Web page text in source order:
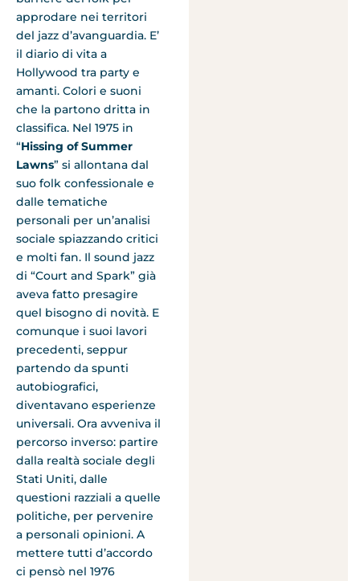
approdare nei territori
del jazz d’avanguardia. E’
il diario di vita a
Hollywood tra party e
amanti. Colori e suoni
che la partono dritta in
classifica. Nel 1975 in
“Hissing of Summer
Lawns” si allontana dal
suo folk confessionale e
dalle tematiche
personali per un’analisi
sociale spiazzando critici
e molti fan. Il sound jazz
di “Court and Spark” già
aveva fatto presagire
quel bisogno di novità. E
comunque i suoi lavori
precedenti, seppur
partendo da spunti
autobiografici,
diventavano esperienze
universali. Ora avveniva il
percorso inverso: partire
dalla realtà sociale degli
Stati Uniti, dalle
questioni razziali a quelle
politiche, per pervenire
a personali opinioni. A
mettere tutti d’accordo
ci pensò nel 1976